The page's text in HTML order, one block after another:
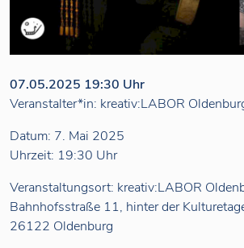
07.05.2025 19:30 Uhr
Veranstalter*in: kreativ:LABOR
Datum: 7. Mai 2025
Uhrzeit: 19:30 Uhr
Veranstaltungsort: kreativ:LABOR
Bahnhofsstraße 11, hinter der
26122 Oldenburg